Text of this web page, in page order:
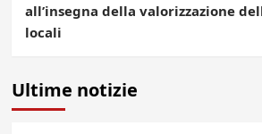
all’insegna della valorizzazione
locali
Ultime notizie